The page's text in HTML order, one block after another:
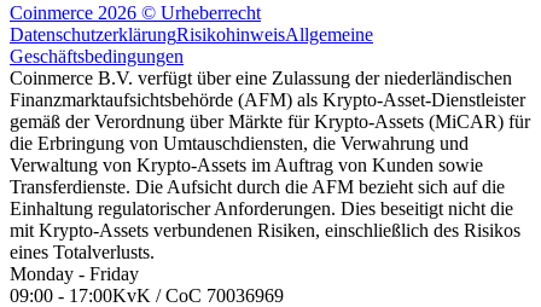
Coinmerce 2026 © Urheberrecht
DatenschutzerklärungRisikohinweisAllgemeine
Geschäftsbedingungen
Coinmerce B.V. verfügt über eine Zulassung der niederländischen
Finanzmarktaufsichtsbehörde (AFM) als Krypto-Asset-Dienstleister
gemäß der Verordnung über Märkte für Krypto-Assets (MiCAR) für
die Erbringung von Umtauschdiensten, die Verwahrung und
Verwaltung von Krypto-Assets im Auftrag von Kunden sowie
Transferdienste. Die Aufsicht durch die AFM bezieht sich auf die
Einhaltung regulatorischer Anforderungen. Dies beseitigt nicht die
mit Krypto-Assets verbundenen Risiken, einschließlich des Risikos
eines Totalverlusts.
Monday - Friday
09:00 - 17:00KvK / CoC 70036969